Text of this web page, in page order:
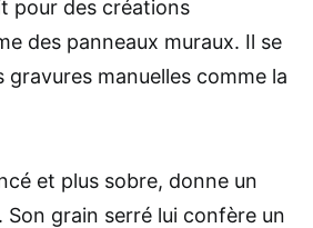
pour des créations
des panneaux muraux. Il se
gravures manuelles comme la
et plus sobre, donne un
Son grain serré lui confère un